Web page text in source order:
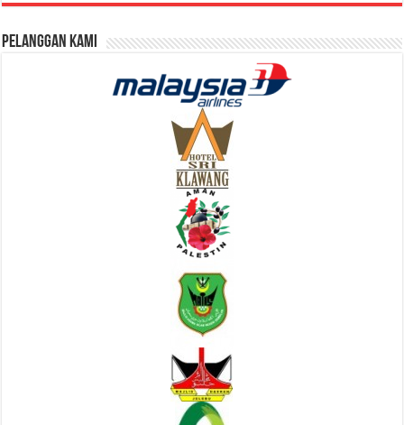
Pelanggan Kami